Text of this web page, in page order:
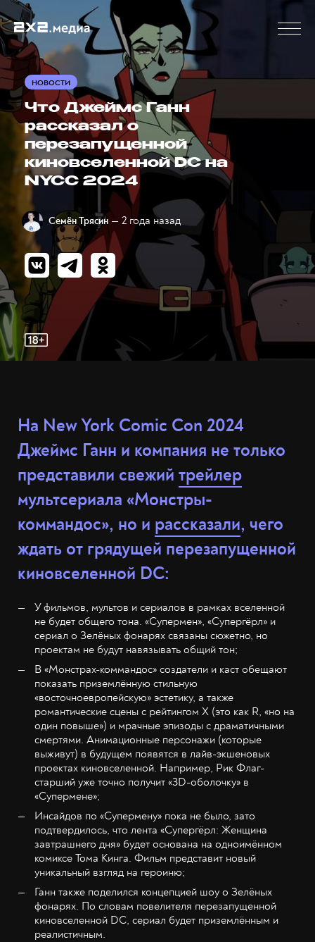
НОВОСТИ
Что Джеймс Ганн
рассказал о
перезапущенной
киновселенной DC на
NYCC 2024
Семён Трясин — 2 года назад
На New York Comic Con 2024
Джеймс Ганн и компания не только
представили свежий трейлер
мультсериала «Монстры-
коммандос», но и рассказали, чего
ждать от грядущей перезапущенной
киновселенной DC:
У фильмов, мультов и сериалов в рамках вселенной
не будет общего тона. «Супермен», «Супергёрл» и
сериал о Зелёных фонарях связаны сюжетно, но
проектам не будут навязывать общий тон;
В «Монстрах-коммандос» создатели и каст обещают
показать приземлённую стильную
«восточноевропейскую» эстетику, а также
романтические сцены с рейтингом X (это как R, «но на
один повыше») и мрачные эпизоды с драматичными
смертями. Анимационные персонажи (которые
выживут) в будущем появятся в лайв-экшеновых
проектах киновселенной. Например, Рик Флаг-
старший уже точно получит «3D-оболочку» в
«Супермене»;
Инсайдов по «Супермену» пока не было, зато
подтвердилось, что лента «Супергёрл: Женщина
завтрашнего дня» будет основана на одноимённом
комиксе Тома Кинга. Фильм представит новый
уникальный взгляд на героиню;
Ганн также поделился концепцией шоу о Зелёных
фонарях. По словам повелителя перезапущенной
киновселенной DC, сериал будет приземлённым и
реалистичным.